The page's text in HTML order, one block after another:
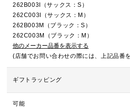
262B003I（サックス：S）
262C003I（サックス：M）
262B003M（ブラック：S）
262C003M（ブラック：M）
他のメーカー品番を表示する
(店舗でお問い合わせの際には、上記品番
ギフトラッピング
可能